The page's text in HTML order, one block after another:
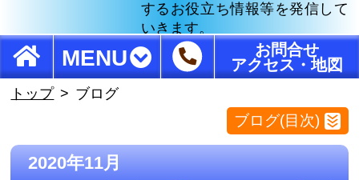
するお役立ち情報等を発信して
いきます。
MENU
お問合せ
アクセス・地図
トップ ブログ
ブログ(目次)
2020年11月